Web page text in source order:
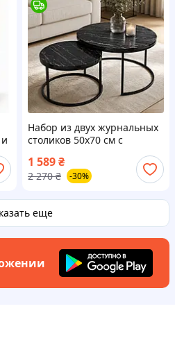
Набор из двух журнальных
столиков 50x70 см с
покрытием / Журнальные
столики / Черный мрамор
1 589₴
2 270 ₴ -30%
еще